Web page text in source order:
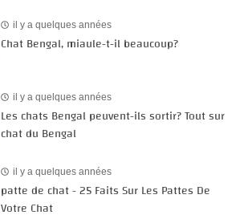
il y a quelques années
Chat Bengal, miaule-t-il beaucoup?
il y a quelques années
Les chats Bengal peuvent-ils sortir? Tout sur
chat du Bengal
il y a quelques années
patte de chat - 25 Faits Sur Les Pattes De
Votre Chat